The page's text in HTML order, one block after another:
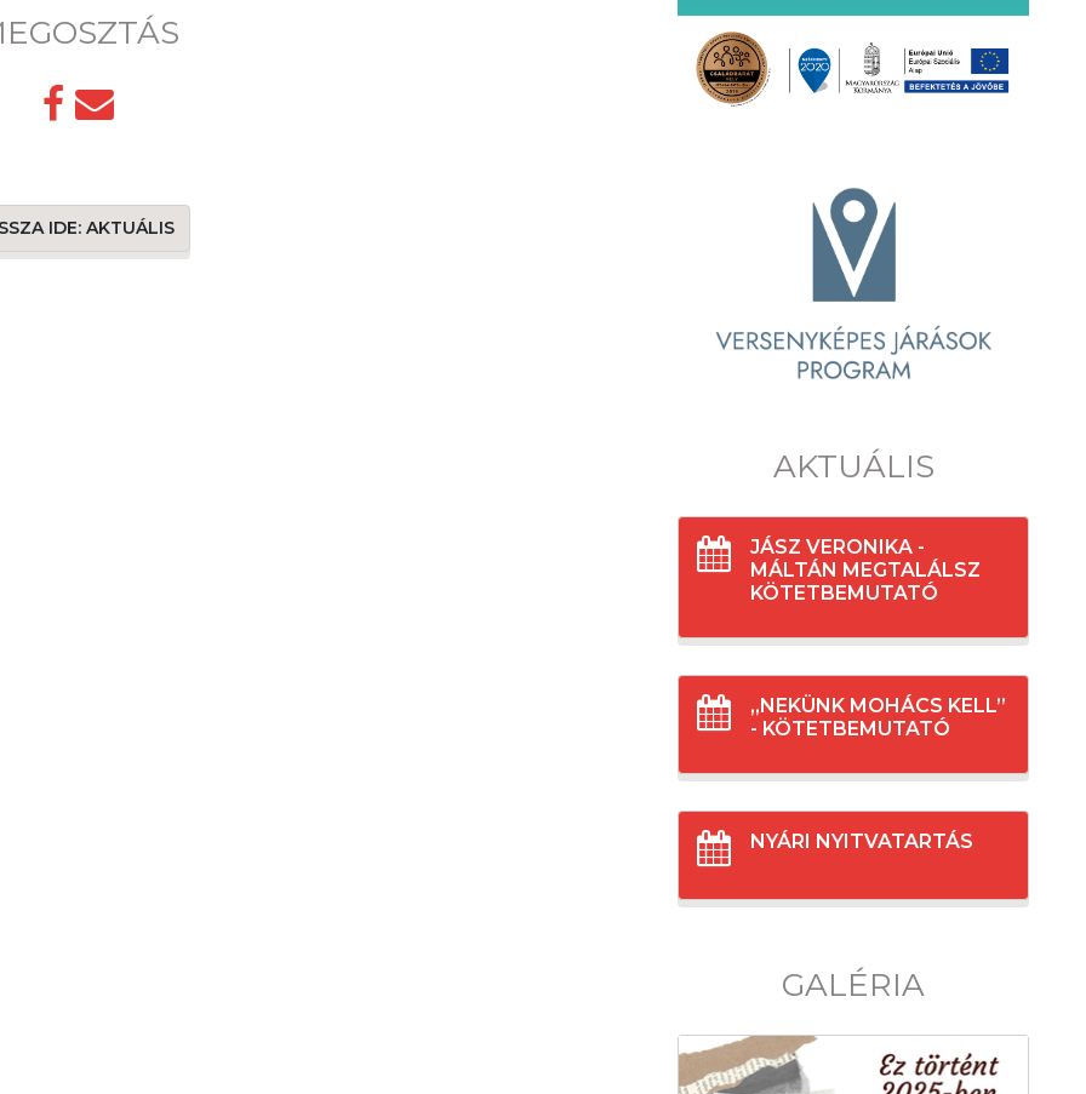
IDE: AKTUÁLIS
AKTUÁLIS
JÁSZ VERONIKA -
MÁLTÁN MEGTALÁLSZ
KÖTETBEMUTATÓ
„NEKÜNK MOHÁCS KELL”
- KÖTETBEMUTATÓ
NYÁRI NYITVATARTÁS
GALÉRIA